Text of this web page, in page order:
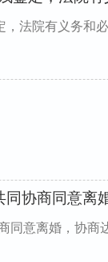
法院有义务和
协商同意离
同意离婚，协商